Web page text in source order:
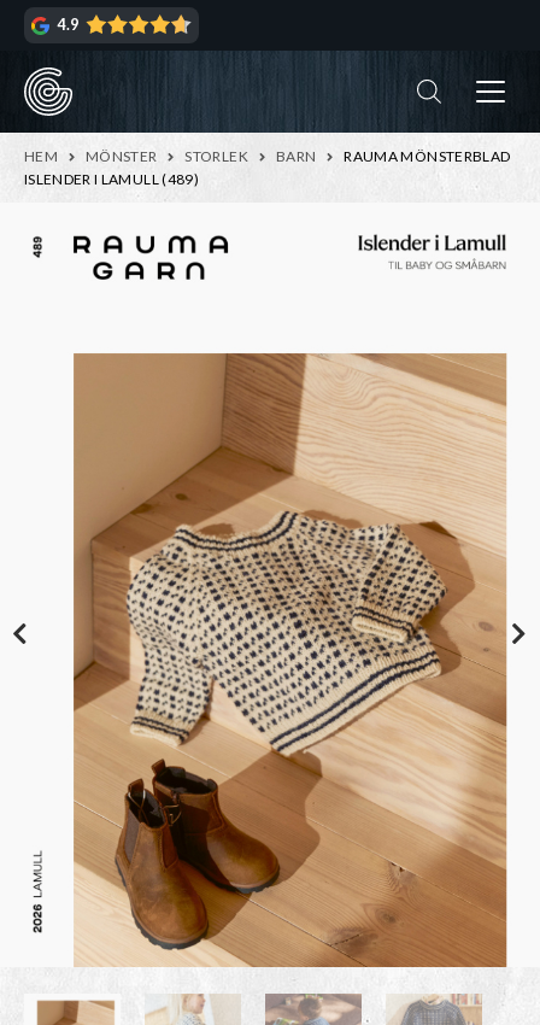
Hoppa
navigering
Hoppa
innehåll
4.9
HEM MÖNSTER STORLEK BARN
RAUMA MÖNSTERBLAD
ISLENDER I LAMULL (489)